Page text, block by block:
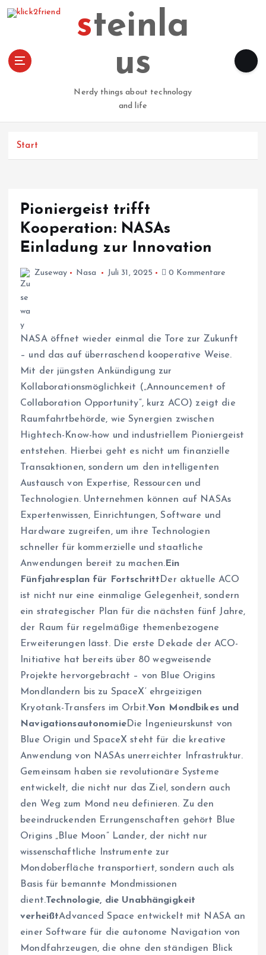
steinla
us
Nerdy things about technology
and life
Start
Pioniergeist trifft
Kooperation: NASAs
Einladung zur Innovation
Zuseway Nasa Juli 31, 2025 0 Kommentare
NASA öffnet wieder einmal die Tore zur Zukunft
– und das auf überraschend kooperative Weise.
Mit der jüngsten Ankündigung zur
Kollaborationsmöglichkeit („Announcement of
Collaboration Opportunity“, kurz ACO) zeigt die
Raumfahrtbehörde, wie Synergien zwischen
Hightech-Know-how und industriellem Pioniergeist
entstehen. Hierbei geht es nicht um finanzielle
Transaktionen, sondern um den intelligenten
Austausch von Expertise, Ressourcen und
Technologien. Unternehmen können auf NASAs
Expertenwissen, Einrichtungen, Software und
Hardware zugreifen, um ihre Technologien
schneller für kommerzielle und staatliche
Anwendungen bereit zu machen.Ein
Fünfjahresplan für FortschrittDer aktuelle ACO
ist nicht nur eine einmalige Gelegenheit, sondern
ein strategischer Plan für die nächsten fünf Jahre,
der Raum für regelmäßige themenbezogene
Erweiterungen lässt. Die erste Dekade der ACO-
Initiative hat bereits über 80 wegweisende
Projekte hervorgebracht – von Blue Origins
Mondlandern bis zu SpaceX‘ ehrgeizigen
Kryotank-Transfers im Orbit.Von Mondbikes und
NavigationsautonomieDie Ingenieurskunst von
Blue Origin und SpaceX steht für die kreative
Anwendung von NASAs unerreichter Infrastruktur.
Gemeinsam haben sie revolutionäre Systeme
entwickelt, die nicht nur das Ziel, sondern auch
den Weg zum Mond neu definieren. Zu den
beeindruckenden Errungenschaften gehört Blue
Origins „Blue Moon” Lander, der nicht nur
wissenschaftliche Instrumente zur
Mondoberfläche transportiert, sondern auch als
Basis für bemannte Mondmissionen
dient.Technologie, die Unabhängigkeit
verheißtAdvanced Space entwickelt mit NASA an
einer Software für die autonome Navigation von
Mondfahrzeugen, die ohne den ständigen Blick